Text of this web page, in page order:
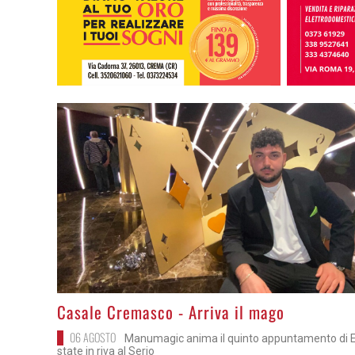
>
Casale Cremasco - Arriva il mago
06 AGOSTO
Manumagic anima il quinto appuntamento di
state in riva al Serio